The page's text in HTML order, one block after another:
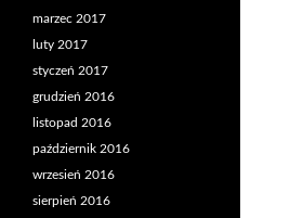
marzec 2017
luty 2017
styczeń 2017
grudzień 2016
listopad 2016
październik 2016
wrzesień 2016
sierpień 2016